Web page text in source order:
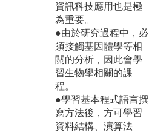
資訊科技應用也是極
為重要。
●由於研究過程中，必
須接觸基因體學等相
關的分析，因此會學
習生物學相關的課
程。
●學習基本程式語言撰
寫方法後，方可學習
資料結構、演算法